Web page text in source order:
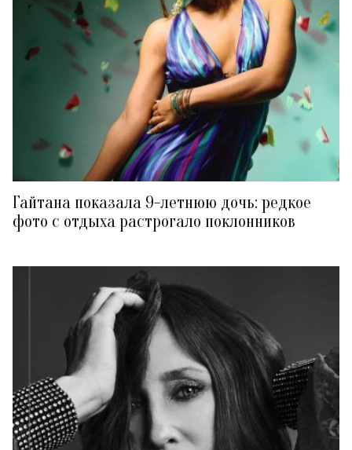
Гайтана показала 9-летнюю дочь: редкое
фото с отдыха растрогало поклонников